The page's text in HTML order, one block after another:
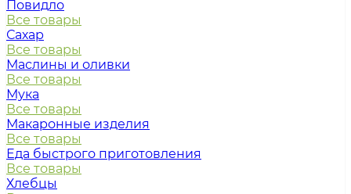
Повидло
Все товары
Сахар
Все товары
Маслины и оливки
Все товары
Мука
Все товары
Макаронные изделия
Все товары
Еда быстрого приготовления
Все товары
Хлебцы